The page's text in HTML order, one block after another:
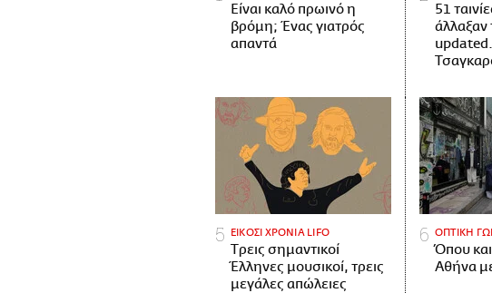
Είναι καλό πρωινό η
βρόμη; Ένας γιατρός
απαντά
51
άλλαξαν
ΕΙΚΟΣΙ ΧΡΟΝΙΑ LIFO
Tρεις σημαντικοί
Έλληνες μουσικοί, τρεις
μεγάλες απώλειες
ΟΠΤΙΚΗ
Όπου
Αθήνα